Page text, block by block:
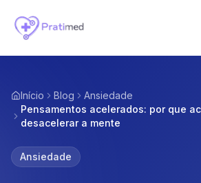
Início Blog
Ansiedade
Pensamentos acelerados: por que
desacelerar a mente
Ansiedade